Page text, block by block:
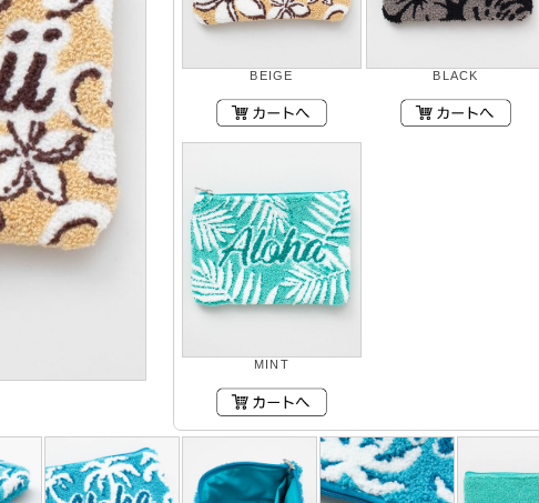
BEIGE BLACK
MINT